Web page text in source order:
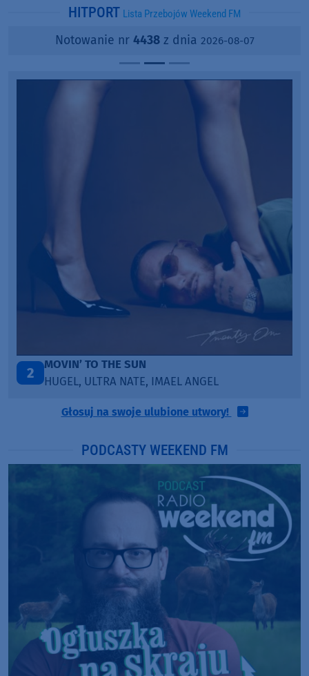
HITPORT Lista Przebojów Weekend FM
Notowanie nr 4438z dnia 2026-08-07
3
LEGENDARY LOVERS (SAVE ME)
KATY PERRY & CHIEF KEEF
Głosuj na swoje ulubione utwory!
PODCASTY WEEKEND FM